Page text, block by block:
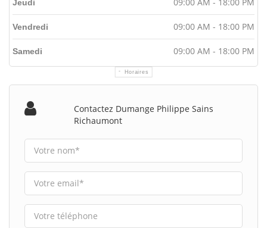
Horaires
Jeudi
Vendredi 09:00 AM - 18:00 PM
Samedi 09:00 AM - 18:00 PM
Contactez Dumange Philippe Sains
Richaumont